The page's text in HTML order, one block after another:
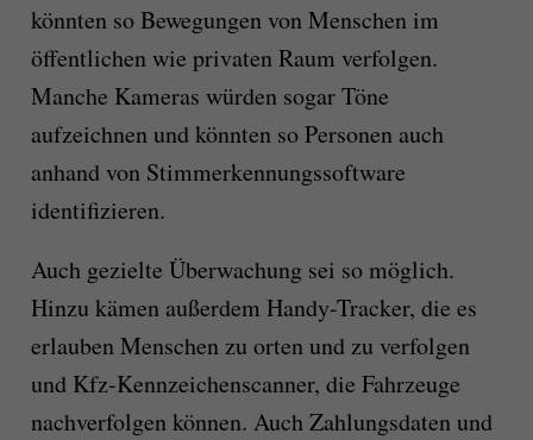
könnten so Bewegungen von Menschen im
öffentlichen wie privaten Raum verfolgen.
Manche Kameras würden sogar Töne
aufzeichnen und könnten so Personen auch
anhand von Stimmerkennungssoftware
identifizieren.
Auch gezielte Überwachung sei so möglich.
Hinzu kämen außerdem Handy-Tracker, die es
erlauben Menschen zu orten und zu verfolgen
und Kfz-Kennzeichenscanner, die Fahrzeuge
nachverfolgen können. Auch Zahlungsdaten und